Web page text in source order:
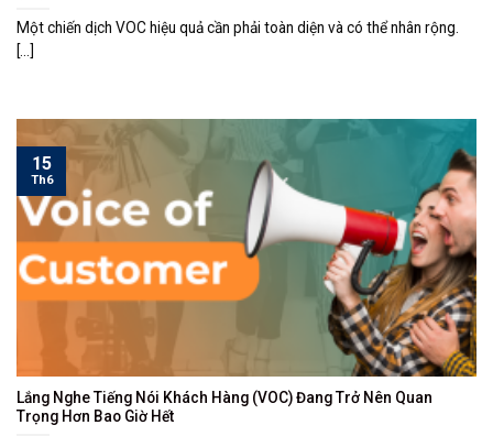
Một chiến dịch VOC hiệu quả cần phải toàn diện và có thể nhân rộng.
[...]
Lắng Nghe Tiếng Nói Khách Hàng (VOC) Đang Trở Nên Quan
Trọng Hơn Bao Giờ Hết
15
Th6